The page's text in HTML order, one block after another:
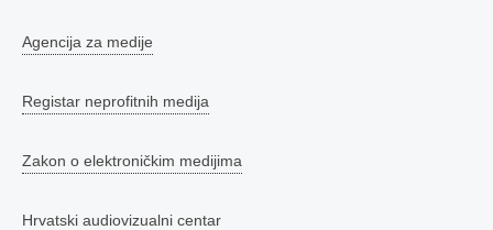
Agencija za medije
Registar neprofitnih medija
Zakon o elektroničkim medijima
Hrvatski audiovizualni centar